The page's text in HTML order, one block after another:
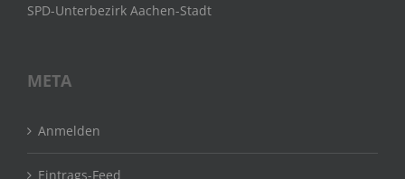
SPD-Unterbezirk Aachen-Stadt
META
Anmelden
Eintrags-Feed